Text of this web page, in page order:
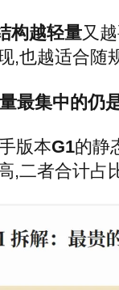
构越轻量又
,也越适合随
最集中的仍
版本G1的静
,二者合计占